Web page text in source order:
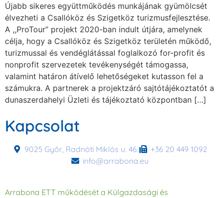
Újabb sikeres együttműködés munkájának gyümölcsét
élvezheti a Csallóköz és Szigetköz turizmusfejlesztése.
A ,,ProTour” projekt 2020-ban indult útjára, amelynek
célja, hogy a Csallóköz és Szigetköz területén működő,
turizmussal és vendéglátással foglalkozó for-profit és
nonprofit szervezetek tevékenységét támogassa,
valamint határon átívelő lehetőségeket kutasson fel a
számukra. A partnerek a projektzáró sajtótájékoztatót a
dunaszerdahelyi Üzleti és tájékoztató központban […]
Kapcsolat
9025 Győr, Radnóti Miklós u. 46.
+36 20 449 1092
info@arrabona.eu
Arrabona ETT működését a Külgazdasági és